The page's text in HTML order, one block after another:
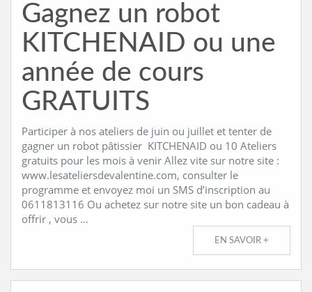
Gagnez un robot
KITCHENAID ou une
année de cours
GRATUITS
Participer à nos ateliers de juin ou juillet et tenter de
gagner un robot pâtissier KITCHENAID ou 10 Ateliers
gratuits pour les mois à venir Allez vite sur notre site :
www.lesateliersdevalentine.com, consulter le
programme et envoyez moi un SMS d’inscription au
0611813116 Ou achetez sur notre site un bon cadeau à
offrir , vous …
EN SAVOIR +